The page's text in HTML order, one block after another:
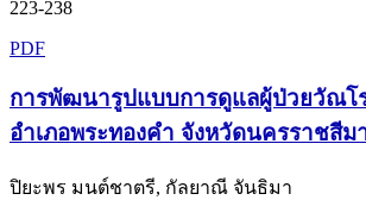
223-238
PDF
การพัฒนารูปแบบการดูแลผู้ป่วยวัณ
อำเภอพระทองคำ จังหวัดนครราชสีม
ปิยะพร มนต์ชาตรี, กัลยาณี จันธิมา